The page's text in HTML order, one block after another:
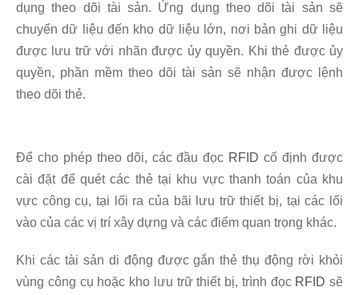
dụng theo dõi tài sản. Ứng dụng theo dõi tài sản sẽ
chuyển dữ liệu đến kho dữ liệu lớn, nơi bản ghi dữ liệu
được lưu trữ với nhãn được ủy quyền. Khi thẻ được ủy
quyền, phần mềm theo dõi tài sản sẽ nhận được lệnh
theo dõi thẻ.
Để cho phép theo dõi, các đầu đọc RFID cố định được
cài đặt để quét các thẻ tại khu vực thanh toán của khu
vực công cụ, tại lối ra của bãi lưu trữ thiết bị, tại các lối
vào của các vị trí xây dựng và các điểm quan trọng khác.
Khi các tài sản di động được gắn thẻ thụ động rời khỏi
vùng công cụ hoặc kho lưu trữ thiết bị, trình đọc RFID sẽ